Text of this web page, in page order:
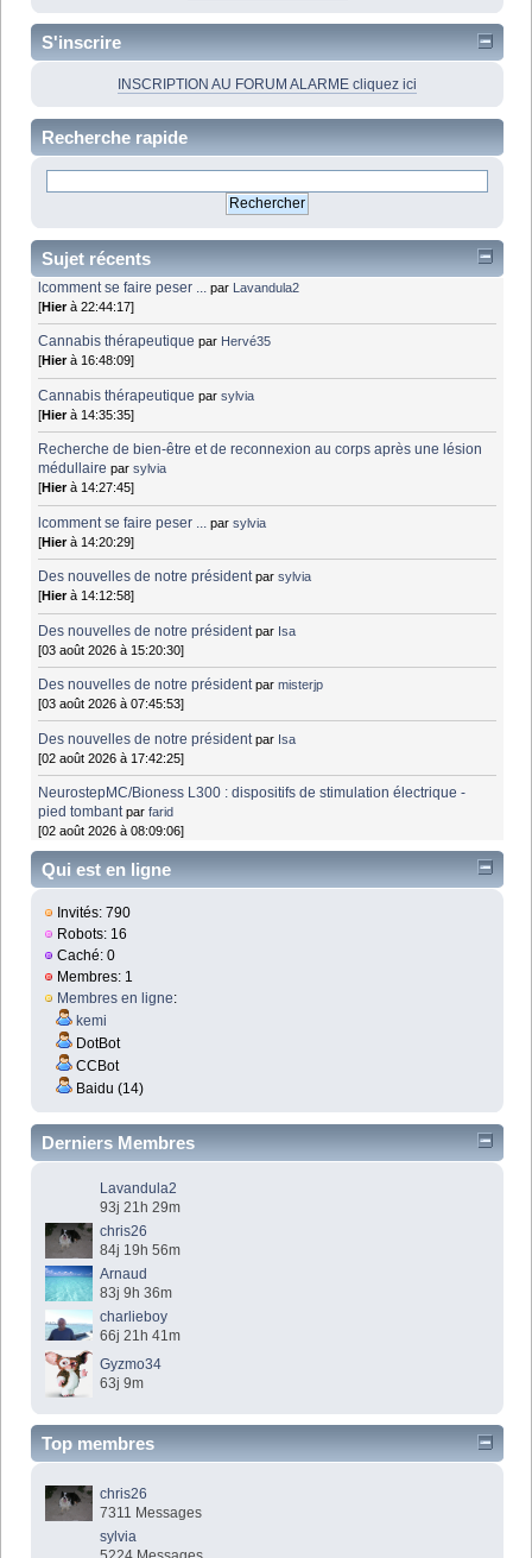
S'inscrire
INSCRIPTION AU FORUM ALARME cliquez ici
Recherche rapide
Sujet récents
lcomment se faire peser ... par Lavandula2
[Hierà 22:44:17]
Cannabis thérapeutique par Hervé35
[Hierà 16:48:09]
Cannabis thérapeutique parsylvia
[Hierà 14:35:35]
Recherche de bien-être et de reconnexion au corps après une lésion
médullaire parsylvia
[Hierà 14:27:45]
lcomment se faire peser ... parsylvia
[Hierà 14:20:29]
Des nouvelles de notre président parsylvia
[Hierà 14:12:58]
Des nouvelles de notre président par Isa
[03 août 2026 à 15:20:30]
Des nouvelles de notre président parmisterjp
[03 août 2026 à 07:45:53]
Des nouvelles de notre président par Isa
[02 août 2026 à 17:42:25]
NeurostepMC/Bioness L300 : dispositifs de stimulation électrique -
pied tombant parfarid
[02 août 2026 à 08:09:06]
Qui est en ligne
Invités: 790
Robots: 16
Caché: 0
Membres: 1
Membres en ligne:
kemi
DotBot
CCBot
Baidu (14)
Derniers Membres
Lavandula2
93j 21h 29m
chris26
84j 19h 56m
Arnaud
83j 9h 36m
charlieboy
66j 21h 41m
Gyzmo34
63j 9m
Top membres
chris26
7311 Messages
sylvia